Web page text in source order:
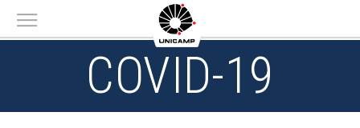
Main menu
COVID-19